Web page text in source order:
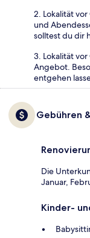
2. Lokalität
und
solltest du dir
3. Lokalität
Angebot.
entgehen
Gebühren
Die
Januar,
Kinder-